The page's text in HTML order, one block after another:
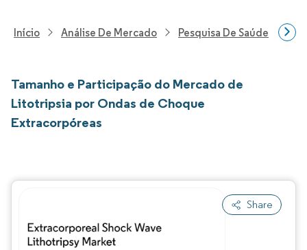
Início Análise De Mercado Pesquisa De Saúde
Tamanho e Participação do Mercado de
Litotripsia por Ondas de Choque
Extracorpóreas
Share